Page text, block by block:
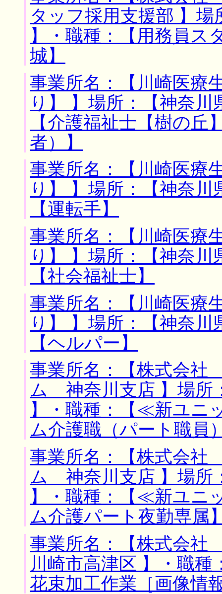
タッフ採用支援部 】
】・職種：【用務員ス
城】
事業所名：【川崎医療
り】 】場所：【神奈
【介護福祉士【樹の丘
者）】
事業所名：【川崎医療
り】 】場所：【神奈
【運転手】
事業所名：【川崎医療
り】 】場所：【神奈
【社会福祉士】
事業所名：【川崎医療
り】 】場所：【神奈
【ヘルパー】
事業所名：【株式会
ム 神奈川支店 】場所
】・職種：【≪新ユニ
ム介護職（パート職員
事業所名：【株式会
ム 神奈川支店 】場所
】・職種：【≪新ユニ
ム介護パート夜勤専属
事業所名：【株式会社
川崎市高津区 】・職
花束加工作業［画像情